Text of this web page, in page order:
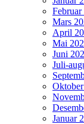
Mars
April
Mai
Juni
Juli-
Januar